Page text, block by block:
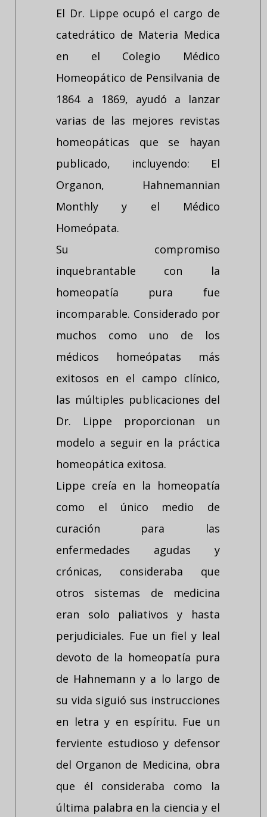
El Dr. Lippe ocupó el cargo de
catedrático de Materia Medica
en el Colegio Médico
Homeopático de Pensilvania de
1864 a 1869, ayudó a lanzar
varias de las mejores revistas
homeopáticas que se hayan
publicado, incluyendo: El
Organon, Hahnemannian
Monthly y el Médico
Homeópata.
Su compromiso
inquebrantable con la
homeopatía pura fue
incomparable. Considerado por
muchos como uno de los
médicos homeópatas más
exitosos en el campo clínico,
las múltiples publicaciones del
Dr. Lippe proporcionan un
modelo a seguir en la práctica
homeopática exitosa.
Lippe creía en la homeopatía
como el único medio de
curación para las
enfermedades agudas y
crónicas, consideraba que
otros sistemas de medicina
eran solo paliativos y hasta
perjudiciales. Fue un fiel y leal
devoto de la homeopatía pura
de Hahnemann y a lo largo de
su vida siguió sus instrucciones
en letra y en espíritu. Fue un
ferviente estudioso y defensor
del Organon de Medicina, obra
que él consideraba como la
última palabra en la ciencia y el